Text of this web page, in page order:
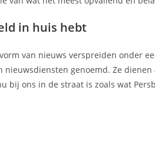
in huis hebt
van nieuws verspreiden onder
genoemd. Ze
bij ons in de straat is zoals wat